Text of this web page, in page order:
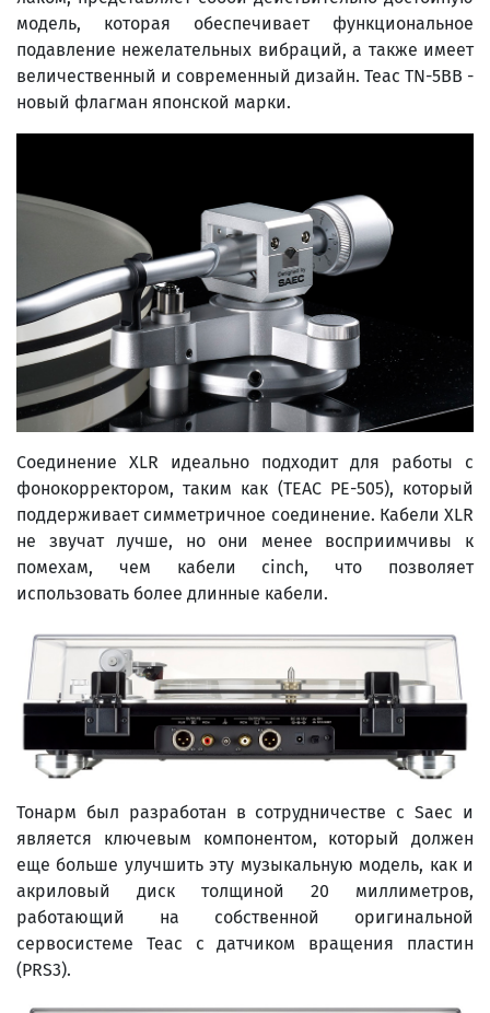
модель, которая обеспечивает функциональное
подавление нежелательных вибраций, а также имеет
величественный и современный дизайн. Teac TN-5BB -
новый флагман японской марки.
Соединение XLR идеально подходит для работы с
фонокорректором, таким как (TEAC PE-505), который
поддерживает симметричное соединение. Кабели XLR
не звучат лучше, но они менее восприимчивы к
помехам, чем кабели cinch, что позволяет
использовать более длинные кабели.
Тонарм был разработан в сотрудничестве с Saec и
является ключевым компонентом, который должен
еще больше улучшить эту музыкальную модель, как и
акриловый диск толщиной 20 миллиметров,
работающий на собственной оригинальной
сервосистеме Teac с датчиком вращения пластин
(PRS3).